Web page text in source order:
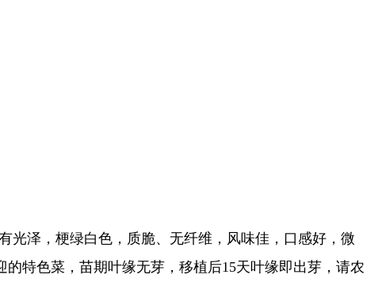
光泽，梗绿白色，质脆、无纤维，风味佳，口感好，微
特色菜，苗期叶缘无芽，移植后15天叶缘即出芽，请农